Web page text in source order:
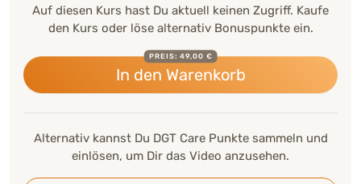
Auf diesen Kurs hast Du aktuell keinen Zugriff. Kaufe
den Kurs oder löse alternativ Bonuspunkte ein.
In den Warenkorb
PREIS: 49,00 €
Alternativ kannst Du DGT Care Punkte sammeln und
einlösen, um Dir das Video anzusehen.